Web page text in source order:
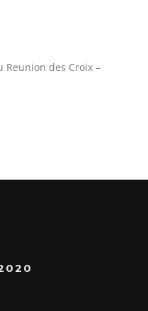
Reunion des Croix –